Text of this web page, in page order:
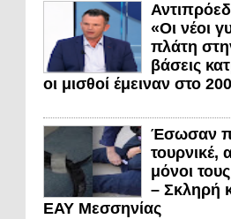
«Οι νέοι
πλάτη
βάσεις
οι μισθοί έμειναν στο
Έσωσαν
τουρνικέ,
μόνοι
– Σκληρή
ΕΑΥ Μεσσηνίας